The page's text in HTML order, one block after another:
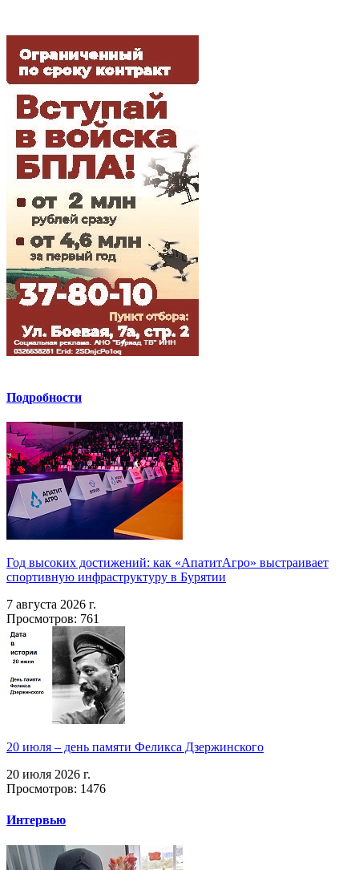
Подробности
Год высоких достижений: как «АпатитАгро» выстраивает
спортивную инфраструктуру в Бурятии
7 августа 2026 г.
Просмотров: 761
20 июля – день памяти Феликса Дзержинского
20 июля 2026 г.
Просмотров: 1476
Интервью